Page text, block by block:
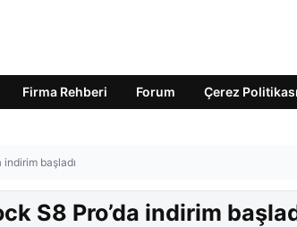
Firma Rehberi Forum Çerez Politikası
başladı
S8 Pro’da indirim